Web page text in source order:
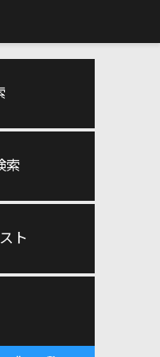
索
ト